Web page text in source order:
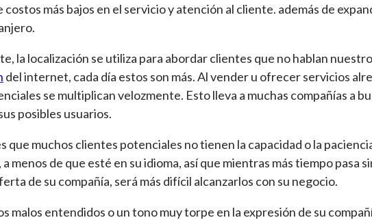
más bajos en el servicio y atención al cliente. además de
la localización se utiliza para abordar clientes que no hablan
del internet, cada día estos son más. Al vender u ofrecer servicios
se multiplican velozmente. Esto lleva a muchas compañías a
posibles usuarios.
que muchos clientes potenciales no tienen la capacidad o la
menos de que esté en su idioma, así que mientras más tiempo pasa
de su compañía, será más difícil alcanzarlos con su negocio.
malos entendidos o un tono muy torpe en la expresión de su